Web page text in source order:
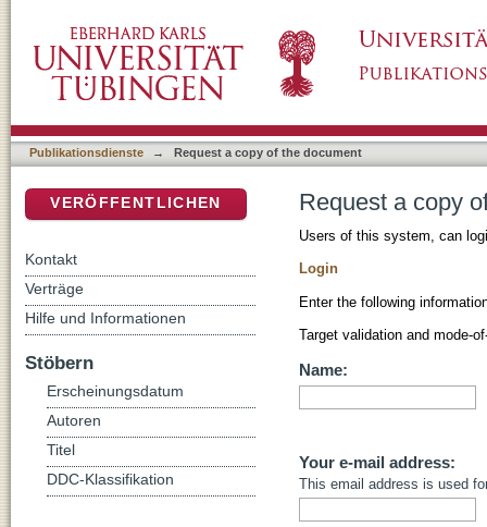
Publikationsdienste → Request a copy of the document
Request a copy
Users of this system, can
Login
Enter the following
Target validation and mode-
Name:
Your e-mail address:
This email address is used
VERÖFFENTLICHEN
Kontakt
Verträge
Hilfe und Informationen
Stöbern
Erscheinungsdatum
Autoren
Titel
DDC-Klassifikation